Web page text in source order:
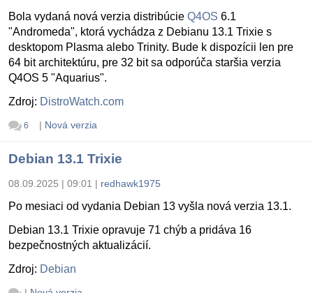
Bola vydaná nová verzia distribúcie Q4OS 6.1
"Andromeda", ktorá vychádza z Debianu 13.1 Trixie s
desktopom Plasma alebo Trinity. Bude k dispozícii len pre
64 bit architektúru, pre 32 bit sa odporúča staršia verzia
Q4OS 5 "Aquarius".
Zdroj: DistroWatch.com
6 | Nová verzia
Debian 13.1 Trixie
08.09.2025 | 09:01 | redhawk1975
Po mesiaci od vydania Debian 13 vyšla nová verzia 13.1.
Debian 13.1 Trixie opravuje 71 chýb a pridáva 16
bezpečnostných aktualizácií.
Zdroj: Debian